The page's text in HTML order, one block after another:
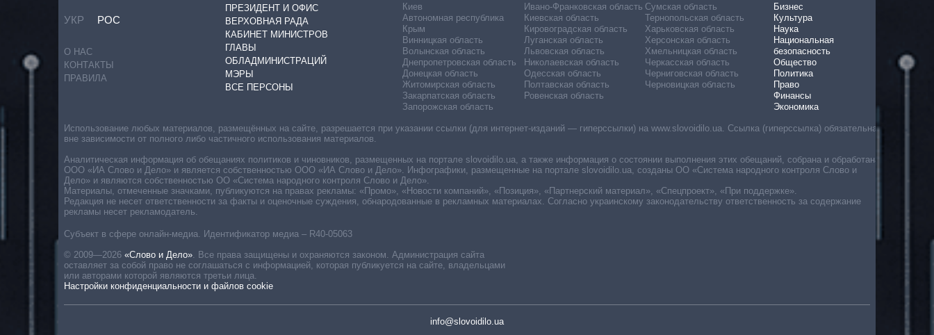
УКР РОС
О НАС
КОНТАКТЫ
ПРАВИЛА
ПРЕЗИДЕНТ И ОФИС
ВЕРХОВНАЯ РАДА
КАБИНЕТ МИНИСТРОВ
ГЛАВЫ
ОБЛАДМИНИСТРАЦИЙ
МЭРЫ
ВСЕ ПЕРСОНЫ
Киев
Автономная республика
Крым
Винницкая область
Волынская область
Днепропетровская область
Донецкая область
Житомирская область
Закарпатская область
Запорожская область
Ивано-Франковская область
Киевская область
Кировоградская область
Луганская область
Львовская область
Николаевская область
Одесская область
Полтавская область
Ровенская область
Сумская область
Тернопольская область
Харьковская область
Херсонская область
Хмельницкая область
Черкасская область
Черниговская область
Черновицкая область
Бизнес
Культура
Наука
Национальная
безопасность
Общество
Политика
Право
Финансы
Экономика
Субъект в сфере онлайн-медиа. Идентификатор медиа – R40-05063
© 2009—2026 «Слово и Дело»
Все права защищены и охраняются законом. Администрация сайта
оставляет за собой право не соглашаться с информацией, которая публикуется на сайте, владельцами
или авторами которой являются третьи лица.
Настройки конфиденциальности и файлов cookie
info@slovoidilo.ua
Использование любых материалов, размещённых на сайте, разрешается при указании ссылки (для интернет-изданий — гиперссылки) на www.slovoidilo.ua. Ссылка (гиперссылка) обязательна
вне зависимости от полного либо частичного использования материалов.
Аналитическая информация об обещаниях политиков и чиновников, размещенных на портале slovoidilo.ua, а также информация о состоянии выполнения этих обещаний, собрана и обработана
ООО «ИА Слово и Дело» и является собственностью ООО «ИА Слово и Дело». Инфографики, размещенные на портале slovoidilo.ua, созданы ОО «Система народного контроля Слово и
Дело» и являются собственностью ОО «Система народного контроля Слово и Дело».
Материалы, отмеченные значками, публикуются на правах рекламы: «Промо», «Новости компаний», «Позиция», «Партнерский материал», «Спецпроект», «При поддержке».
Редакция не несет ответственности за факты и оценочные суждения, обнародованные в рекламных материалах. Согласно украинскому законодательству ответственность за содержание
рекламы несет рекламодатель.